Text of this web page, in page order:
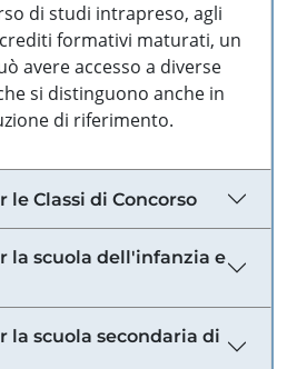
di studi intrapreso, agli
formativi maturati, un
avere accesso a diverse
si distinguono anche in
di riferimento.
le Classi di Concorso
la scuola dell'infanzia e
la scuola secondaria di